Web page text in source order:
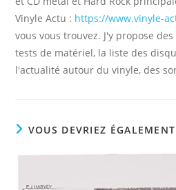
Vinyle Actu : https://www.vinyle-
vous vous trouvez. J'y propose
tests de matériel, la liste des
l'actualité autour du vinyle, des
VOUS DEVRIEZ